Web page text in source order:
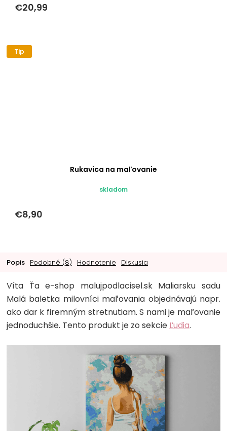
€20,99
Tip
Rukavica na maľovanie
skladom
€8,90
Popis Podobné (8) Hodnotenie Diskusia
Víta Ťa e-shop malujpodlacisel.sk Maliarsku sadu
Malá baletka milovníci maľovania objednávajú napr.
ako dar k firemným stretnutiam. S nami je maľovanie
jednoduchšie. Tento produkt je zo sekcie Ľudia.